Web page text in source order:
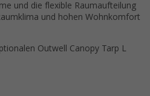
und die flexible Raumaufteilung
und hohen Wohnkomfort
Outwell Canopy Tarp L